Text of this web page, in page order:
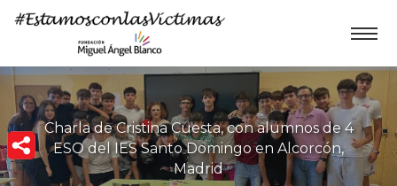
Charla de Cristina Cuesta, con alumnos de 4
ESO del IES Santo Domingo en Alcorcón,
Madrid